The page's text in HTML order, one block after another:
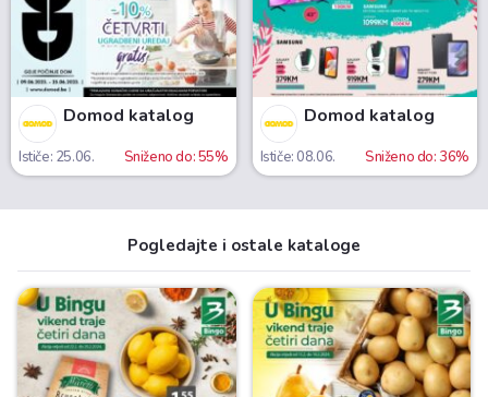
Domod katalog
Ističe: 25.06. Sniženo do: 55%
Domod katalog
Ističe: 08.06. Sniženo do: 36%
Pogledajte i ostale kataloge